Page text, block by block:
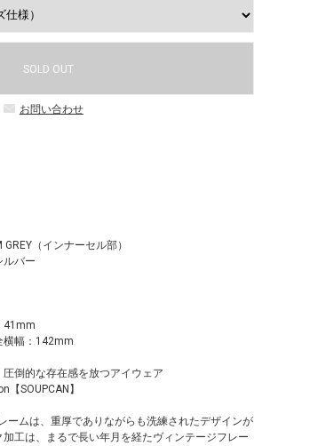
SOLD OUT
お問い合わせ
GREY（インナーセル部）
バー
41mm
横幅：142mm
倒的な存在感を放つアイウェア
SOUPCAN】
ームは、重厚でありながらも洗練されたデザインが
工は、まるで長い年月を経たヴィンテージフレー